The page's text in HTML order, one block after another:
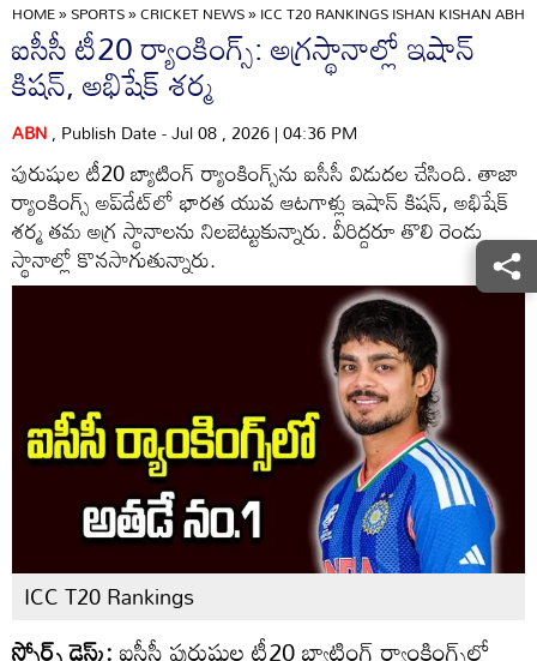
HOME»SPORTS»CRICKET NEWS»ICC T20 RANKINGS ISHAN KISHAN
ఐసీసీ టీ20 ర్యాంకింగ్స్: అగ్రస్థానాల్లో ఇషాన్
కిషన్, అభిషేక్ శర్మ
ABN, Publish Date - Jul 08 , 2026 | 04:36 PM
పురుషుల టీ20 బ్యాటింగ్ ర్యాంకింగ్స్‌ను ఐసీసీ విడుదల చేసింది. తాజా
ర్యాంకింగ్స్ అప్‌డేట్‌లో భారత యువ ఆటగాళ్లు ఇషాన్ కిషన్, అభిషేక్
శర్మ తమ అగ్ర స్థానాలను నిలబెట్టుకున్నారు. వీరిద్దరూ తొలి రెండు
స్థానాల్లో కొనసాగుతున్నారు.
ICC T20 Rankings